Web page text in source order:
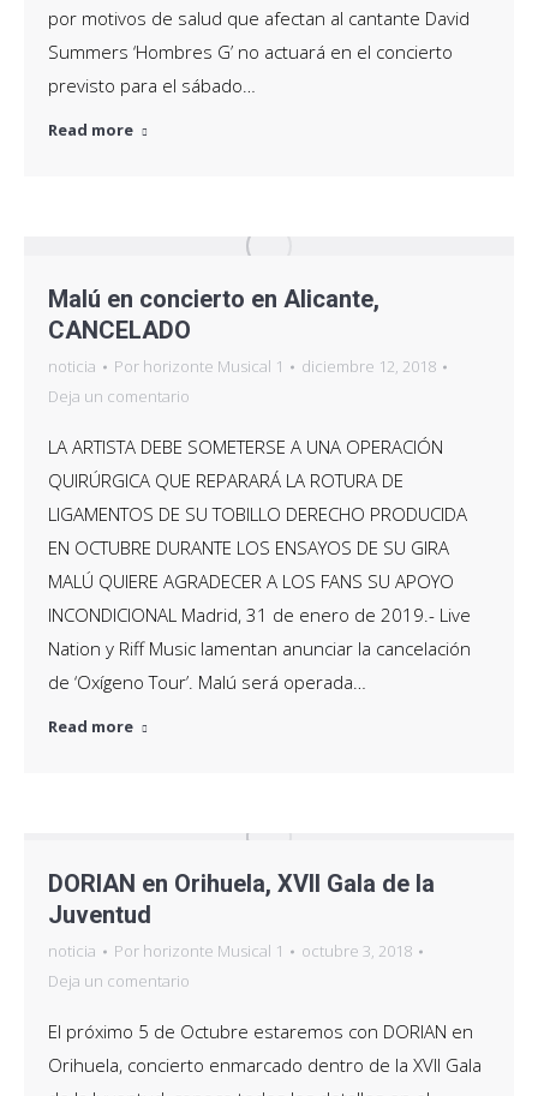
por motivos de salud que afectan al cantante David
Summers ‘Hombres G’ no actuará en el concierto
previsto para el sábado…
Read more
Malú en concierto en Alicante,
CANCELADO
noticia Por horizonte Musical 1
diciembre 12, 2018
Deja un comentario
LA ARTISTA DEBE SOMETERSE A UNA OPERACIÓN
QUIRÚRGICA QUE REPARARÁ LA ROTURA DE
LIGAMENTOS DE SU TOBILLO DERECHO PRODUCIDA
EN OCTUBRE DURANTE LOS ENSAYOS DE SU GIRA
MALÚ QUIERE AGRADECER A LOS FANS SU APOYO
INCONDICIONAL Madrid, 31 de enero de 2019.- Live
Nation y Riff Music lamentan anunciar la cancelación
de ‘Oxígeno Tour’. Malú será operada…
Read more
DORIAN en Orihuela, XVII Gala de la
Juventud
noticia Por horizonte Musical 1
octubre 3, 2018
Deja un comentario
El próximo 5 de Octubre estaremos con DORIAN en
Orihuela, concierto enmarcado dentro de la XVII Gala